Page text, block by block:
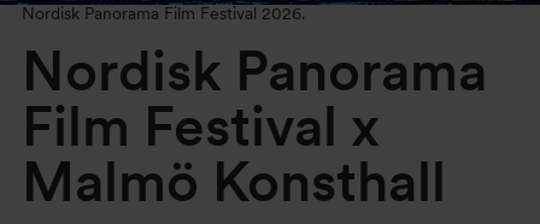
Nordisk Panorama Film Festival 2026.
Nordisk Panorama
Film Festival x
Malmö Konsthall